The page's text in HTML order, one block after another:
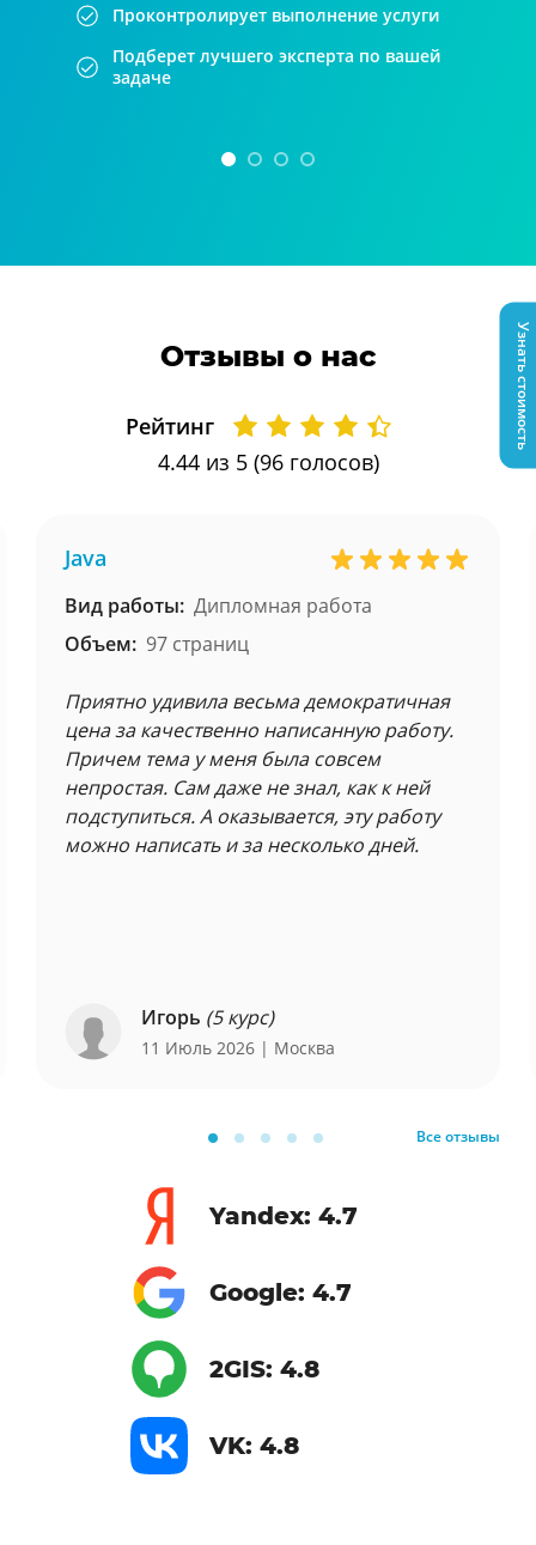
Проконтролирует выполнение услуги
Подберет лучшего эксперта по вашей
задаче
Отзывы о нас
Рейтинг
4.44из 5 (96 голосов)
Java
Вид работы: Дипломная работа
Объем: 97 страниц
Приятно удивила весьма демократичная
цена за качественно написанную работу.
Причем тема у меня была совсем
непростая. Сам даже не знал, как к ней
подступиться. А оказывается, эту работу
можно написать и за несколько дней.
Игорь (5 курс)
11 Июль 2026 | Москва
Все отзывы
Yandex: 4.7
Google: 4.7
2GIS: 4.8
VK: 4.8
Узнать стоимость